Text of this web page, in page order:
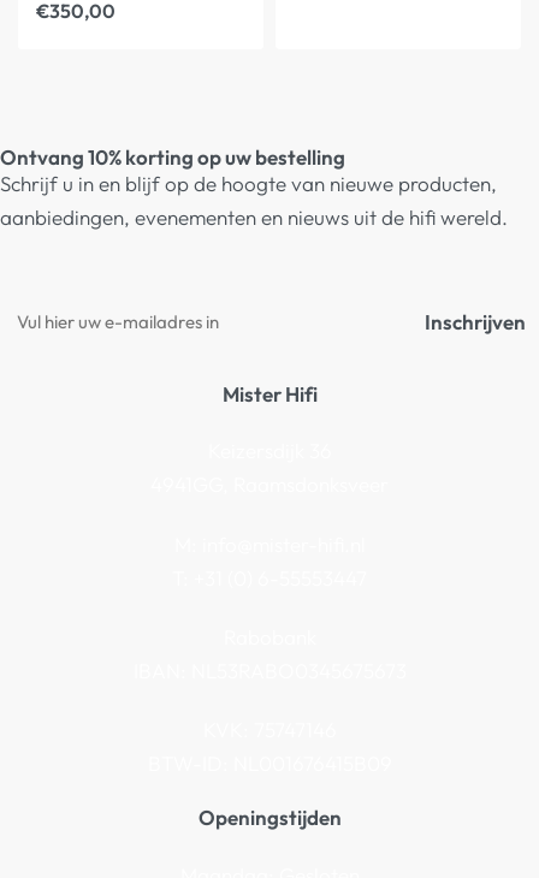
€350,00
Ontvang 10% korting op uw bestelling
Schrijf u in en blijf op de hoogte van nieuwe producten,
aanbiedingen, evenementen en nieuws uit de hifi wereld.
Inschrijven
Mister Hifi
Openingstijden